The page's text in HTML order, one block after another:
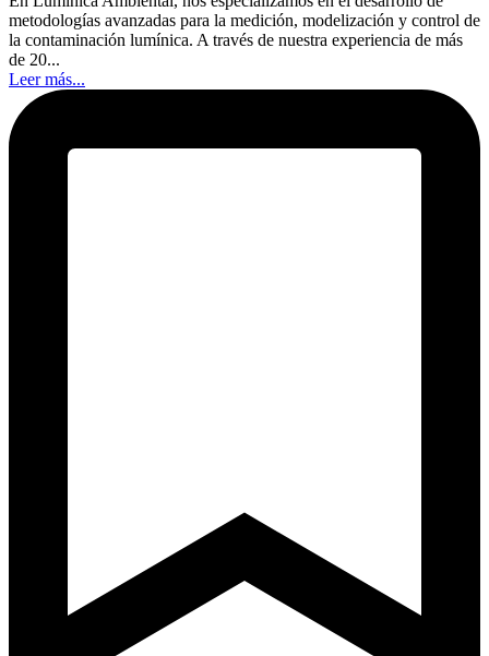
metodologías avanzadas para la medición, modelización y control de
la contaminación lumínica. A través de nuestra experiencia de más
de 20...
Leer más...